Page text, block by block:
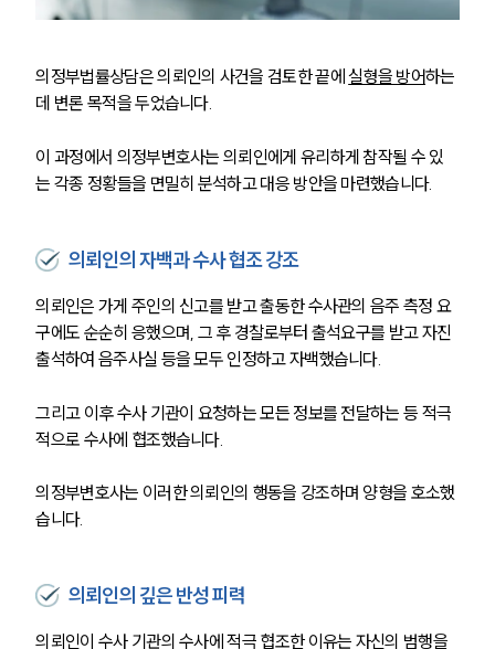
의정부법률상담은 의뢰인의 사건을 검토한 끝에 실형을 방어하는
데 변론 목적을 두었습니다.
이 과정에서 의정부변호사는 의뢰인에게 유리하게 참작될 수 있
는 각종 정황들을 면밀히 분석하고 대응 방안을 마련했습니다.
의뢰인의 자백과 수사 협조 강조
의뢰인은 가게 주인의 신고를 받고 출동한 수사관의 음주 측정 요
구에도 순순히 응했으며, 그 후 경찰로부터 출석요구를 받고 자진
출석하여 음주사실 등을 모두 인정하고 자백했습니다.
그리고 이후 수사 기관이 요청하는 모든 정보를 전달하는 등 적극
적으로 수사에 협조했습니다.
의정부변호사는 이러한 의뢰인의 행동을 강조하며 양형을 호소했
습니다.
의뢰인의 깊은 반성 피력
의뢰인이 수사 기관의 수사에 적극 협조한 이유는 자신의 범행을